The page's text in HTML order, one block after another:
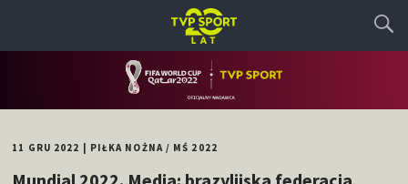
11 GRU 2022 PIŁKA NOŻNA/ MŚ 2022